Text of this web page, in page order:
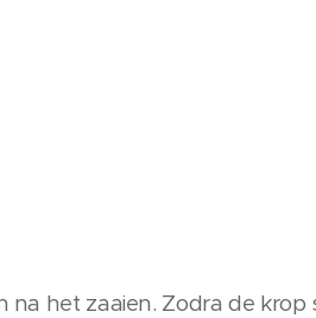
na het zaaien. Zodra de